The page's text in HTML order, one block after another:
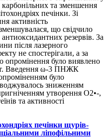
та зменшення
печінки. Зі
активність
що свідчило
резервів. За
після лазерного
не спостерігали, а за
було виявлено
Введення ω-3 ПНЖК
було
зниженням
утворення O2•-,
та активності
печінки щурів-
ліпофільними